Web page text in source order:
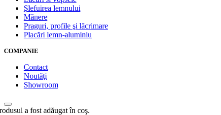
Şlefuirea lemnului
Mânere
Praguri, profile şi lăcrimare
Placări lemn-aluminiu
COMPANIE
Contact
Noutăţi
Showroom
a fost adăugat în coş.